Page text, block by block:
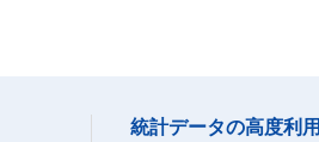
統計データの高度利用